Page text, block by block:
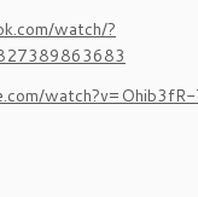
watch/?